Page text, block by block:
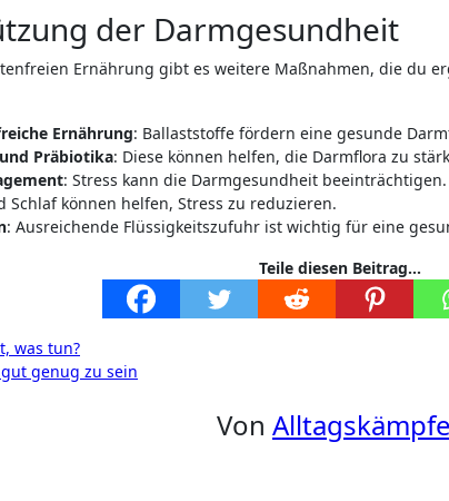
der Darmgesundheit
Ernährung gibt es weitere Maßnahmen, die du
Ernährung: Ballaststoffe fördern eine gesunde
Präbiotika: Diese können helfen, die Darmflora zu
: Stress kann die Darmgesundheit
Schlaf können helfen, Stress zu reduzieren.
: Ausreichende Flüssigkeitszufuhr ist wichtig für eine
Teile diesen Beitrag...
was tun?
genug zu sein
Von